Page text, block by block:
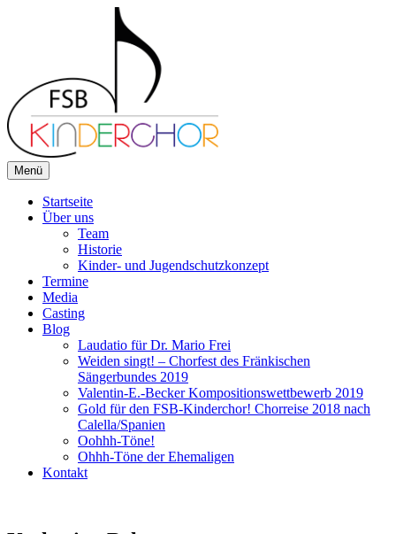
FSB-Kinderchor
Du singst gerne? Wir auch!
Menü
Startseite
Über uns
Team
Historie
Kinder- und Jugendschutzkonzept
Termine
Media
Casting
Blog
Laudatio für Dr. Mario Frei
Weiden singt! – Chorfest des Fränkischen
Sängerbundes 2019
Valentin-E.-Becker Kompositionswettbewerb 2019
Gold für den FSB-Kinderchor! Chorreise 2018 nach
Calella/Spanien
Oohhh-Töne!
Ohhh-Töne der Ehemaligen
Kontakt